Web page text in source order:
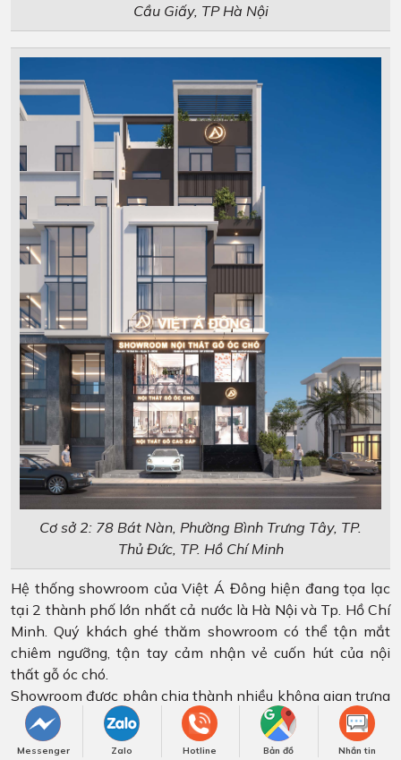
Cầu Giấy, TP Hà Nội
Cơ sở 2: 78 Bát Nàn, Phường Bình Trưng Tây, TP.
Thủ Đức, TP. Hồ Chí Minh
Hệ thống showroom của Việt Á Đông hiện đang tọa lạc
tại 2 thành phố lớn nhất cả nước là Hà Nội và Tp. Hồ Chí
Minh. Quý khách ghé thăm showroom có thể tận mắt
chiêm ngưỡng, tận tay cảm nhận vẻ cuốn hút của nội
thất gỗ óc chó.
Showroom được phân chia thành nhiều không gian trưng
bày với đầy đủ các sản phẩm nội thất phòng khách,
phòng bếp, phòng ngủ.v.v… Mỗi không gian sẽ đem đến
Messenger Zalo Hotline Bản đồ Nhắn tin